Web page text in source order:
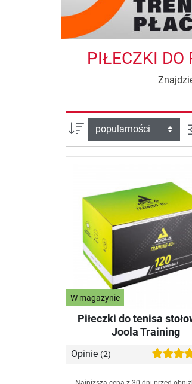
PIŁECZKI DO
sortuj wg:
W magazynie
Piłeczki do tenisa
Joola Training
Opinie (2)